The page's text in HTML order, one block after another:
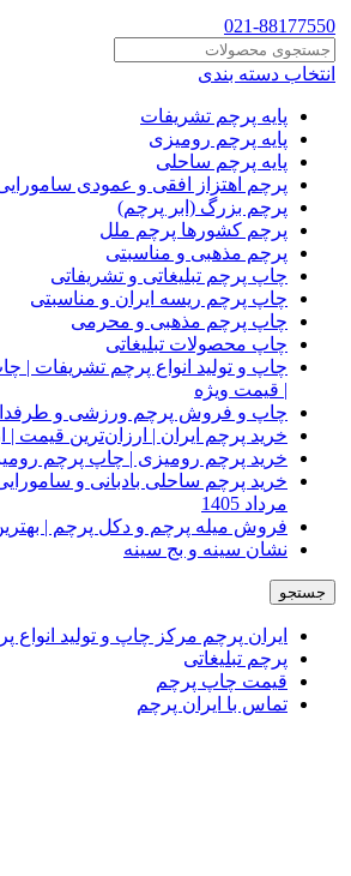
021-88177550
انتخاب دسته بندی
پایه پرچم تشریفات
پایه پرچم رومیزی
پایه پرچم ساحلی
پرچم اهتزاز افقی و عمودی
پرچم بزرگ (ابر پرچم)
پرچم کشورها پرچم ملل
پرچم مذهبی و مناسبتی
چاپ پرچم تبلیغاتی و تشریفاتی
چاپ پرچم ریسه ایران و مناسبتی
چاپ پرچم مذهبی و محرمی
چاپ محصولات تبلیغاتی
چاپ و تولید انواع پرچم تشریفات |
| قیمت ویژه
چاپ و فروش پرچم ورزشی و
خرید پرچم ایران | ارزان‌ترین قیمت
خرید پرچم رومیزی | چاپ پرچم
مرداد 1405
فروش میله پرچم و دکل پرچم |
نشان سینه و بج سینه
جستجو
ایران پرچم مرکز چاپ و تولید انواع
پرچم تبلیغاتی
قیمت چاپ پرچم
تماس با ایران پرچم